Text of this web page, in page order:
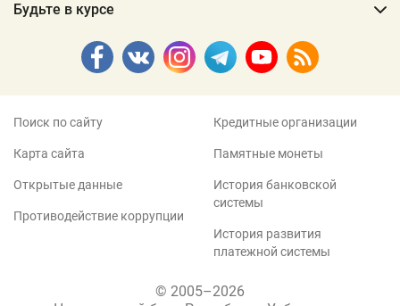
Будьте в курсе
Поиск по сайту
Карта сайта
Открытые данные
Противодействие коррупции
Кредитные организации
Памятные монеты
История банковской
системы
История развития
платежной системы
© 2005–2026